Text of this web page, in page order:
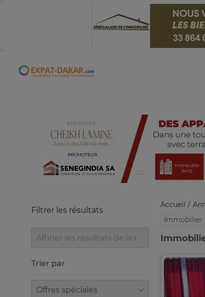
Expat-Dakar
Accueil
Immobilier
Filtrer les résultats
Trier par
Trier par